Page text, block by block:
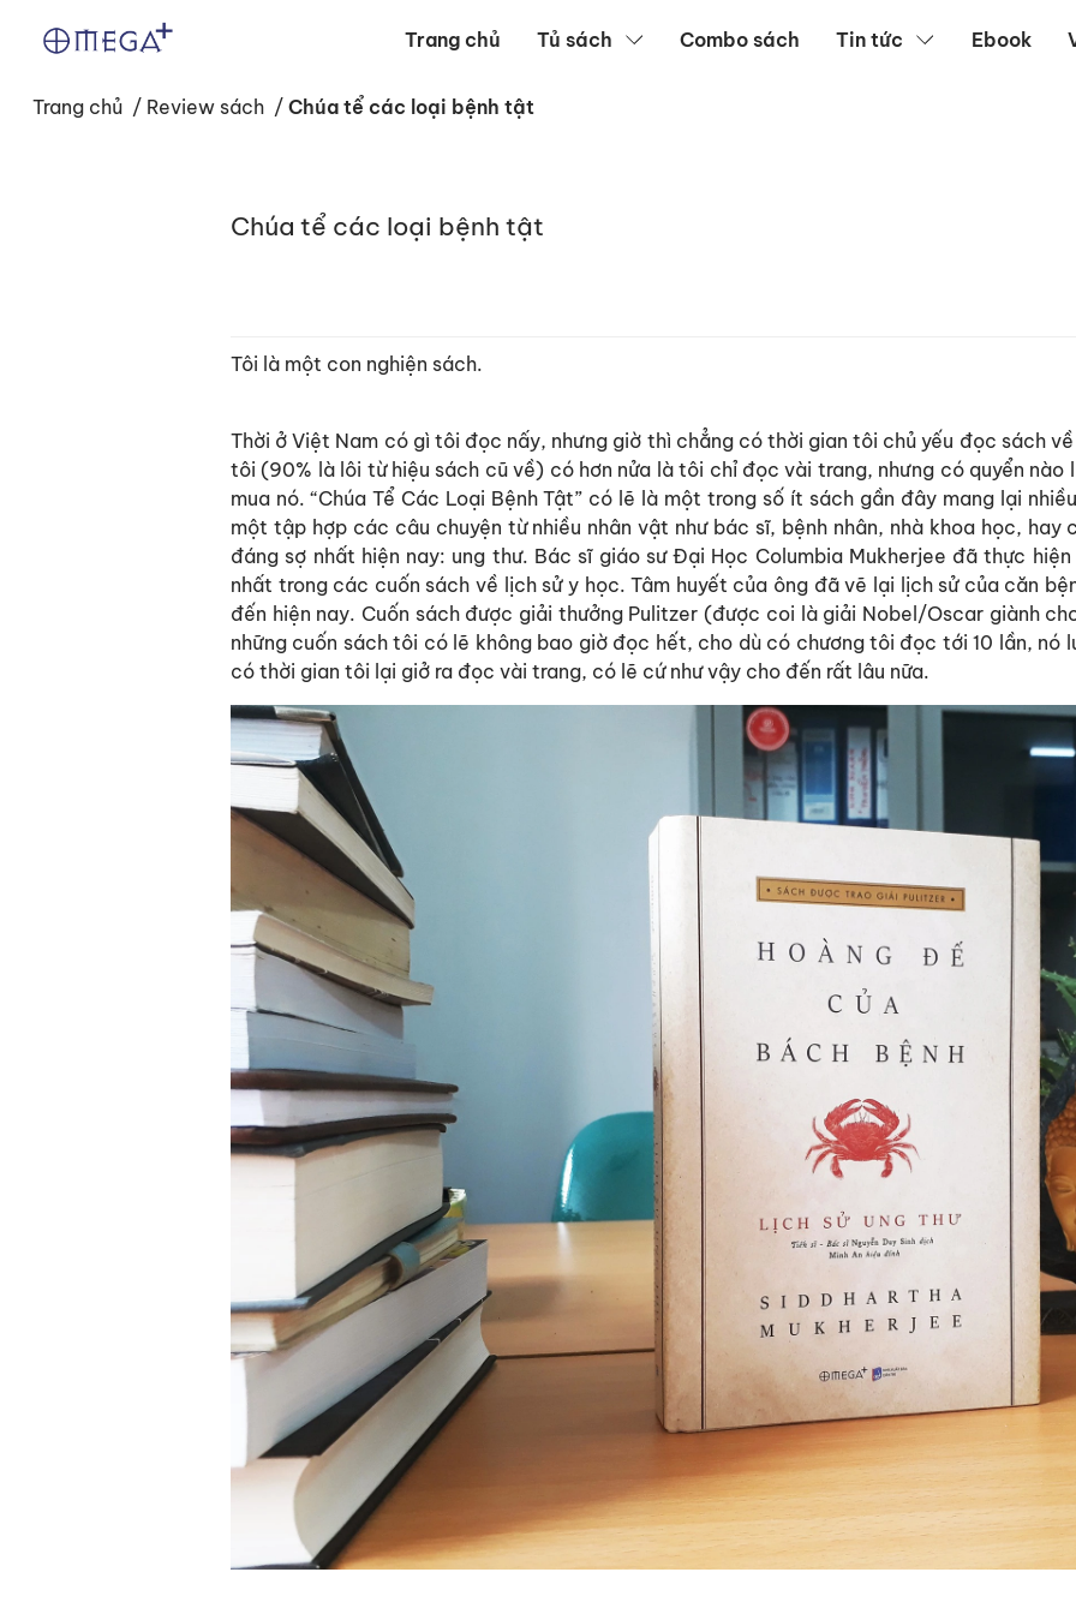
Trang chủ Tủ sách Combo sách Tin tức Ebook
Trang chủ / Review sách / Chúa tể các loại bệnh tật
Chúa tể các loại bệnh tật
Tôi là một con nghiện sách.
Thời ở Việt Nam có gì tôi đọc nấy, nhưng giờ thì chẳng có thời gian tôi chủ yếu đọc sách
tôi (90% là lôi từ hiệu sách cũ về) có hơn nửa là tôi chỉ đọc vài trang, nhưng có quyển nào
mua nó. “Chúa Tể Các Loại Bệnh Tật” có lẽ là một trong số ít sách gần đây mang lại
một tập hợp các câu chuyện từ nhiều nhân vật như bác sĩ, bệnh nhân, nhà khoa học, hay
đáng sợ nhất hiện nay: ung thư. Bác sĩ giáo sư Đại Học Columbia Mukherjee đã thực
nhất trong các cuốn sách về lịch sử y học. Tâm huyết của ông đã vẽ lại lịch sử của căn
đến hiện nay. Cuốn sách được giải thưởng Pulitzer (được coi là giải Nobel/Oscar giành
những cuốn sách tôi có lẽ không bao giờ đọc hết, cho dù có chương tôi đọc tới 10 lần, nó
có thời gian tôi lại giở ra đọc vài trang, có lẽ cứ như vậy cho đến rất lâu nữa.